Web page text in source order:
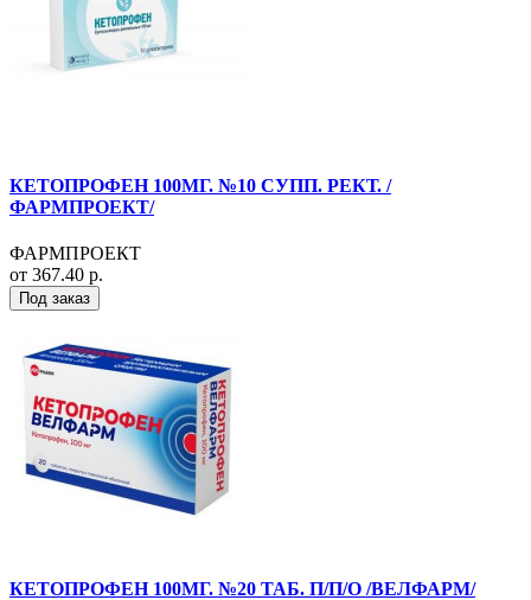
КЕТОПРОФЕН 100МГ. №10 СУПП. РЕКТ. /
ФАРМПРОЕКТ/
ФАРМПРОЕКТ
от 367.40 р.
Под заказ
КЕТОПРОФЕН 100МГ. №20 ТАБ. П/П/О /ВЕЛФАРМ/